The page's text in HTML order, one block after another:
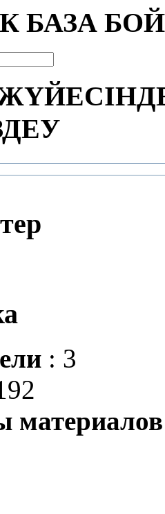
БАЗА
: 3
материалов